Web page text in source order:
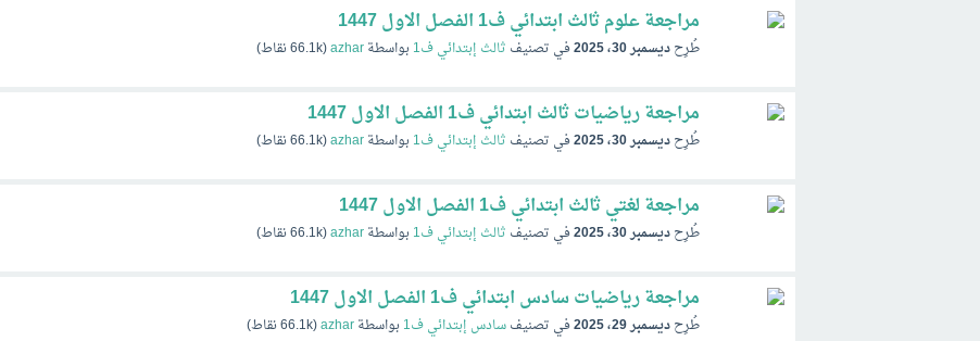
مراجعة علوم ثالث ابتدائي ف1 الفصل الاول 1447
طُرِحديسمبر 30، 2025 في تصنيف ثالث إبتدائي ف1 بواسطةazhar
(
66.1kنقاط)
مراجعة رياضيات ثالث ابتدائي ف1 الفصل الاول 1447
طُرِحديسمبر 30، 2025 في تصنيف ثالث إبتدائي ف1 بواسطةazhar
(
66.1kنقاط)
مراجعة لغتي ثالث ابتدائي ف1 الفصل الاول 1447
طُرِحديسمبر 30، 2025 في تصنيف ثالث إبتدائي ف1 بواسطةazhar
(
66.1kنقاط)
مراجعة رياضيات سادس ابتدائي ف1 الفصل الاول 1447
طُرِحديسمبر 29، 2025 في تصنيفسادس إبتدائي ف1 بواسطةazhar
(
66.1kنقاط)